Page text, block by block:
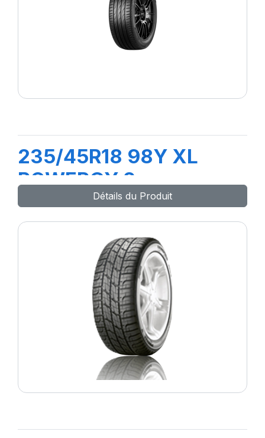
235/45R18 98Y XL
POWERGY 2
Détails du Produit